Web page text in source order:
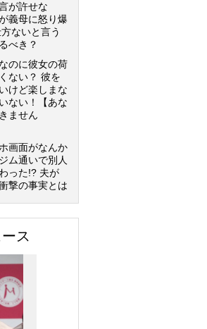
が許せな
義母に怒り爆
ないと言う
べき？
のに彼女の荷
ない？ 彼を
けど楽しまな
ない！【あな
ません
画面がなんか
ム通いで別人
った!? 夫が
撃の事実とは
ス